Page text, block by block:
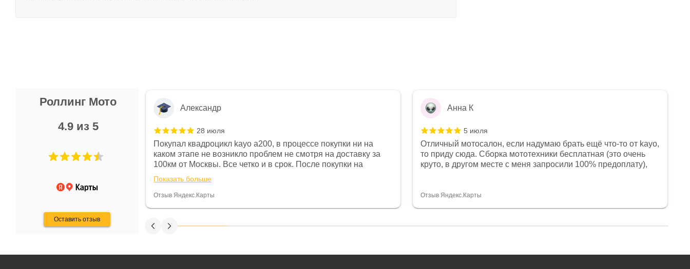
Роллинг Мото
4.9 из 5
Оставить отзыв
Не понравились условия
и дают только на год)
Александр
28 июля
Покупал квадроцикл kayo a200, в процессе покупки ни на
каком этапе не возникло проблем не смотря на доставку за
100км от Москвы. Все четко и в срок. После покупки на
спидометре всегда был 0, при этом представители магазина
постоянно были на связи и в итоге проблема была решена.
Считаю, что это говорит о небезразличии к клиенту после
Показать больше
Отзыв Яндекс.Карты
Анна К
5 июля
Отличный мотосалон, если надумаю брать ещё что-то от kayo,
то приду сюда. Сборка мототехники бесплатная (это очень
круто, в другом месте с меня запросили 100% предоплату),
спасибо отдельное, всегда на связи, очень детально всё
Отзыв Яндекс.Карты